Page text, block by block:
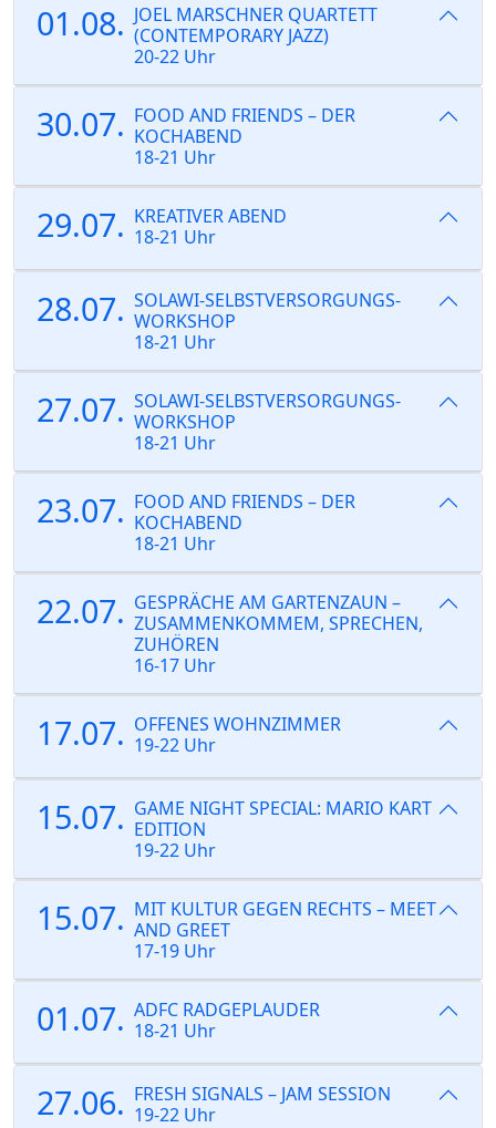
01.08. JOEL MARSCHNER QUARTETT
(CONTEMPORARY JAZZ)
20-22 Uhr
30.07. FOOD AND FRIENDS – DER
KOCHABEND
18-21 Uhr
29.07. KREATIVER ABEND
18-21 Uhr
28.07. SOLAWI-SELBSTVERSORGUNGS-
WORKSHOP
18-21 Uhr
27.07. SOLAWI-SELBSTVERSORGUNGS-
WORKSHOP
18-21 Uhr
23.07. FOOD AND FRIENDS – DER
KOCHABEND
18-21 Uhr
22.07. GESPRÄCHE AM GARTENZAUN –
ZUSAMMENKOMMEM, SPRECHEN,
ZUHÖREN
16-17 Uhr
17.07. OFFENES WOHNZIMMER
19-22 Uhr
15.07. GAME NIGHT SPECIAL: MARIO KART
EDITION
19-22 Uhr
15.07. MIT KULTUR GEGEN RECHTS – MEET
AND GREET
17-19 Uhr
01.07. ADFC RADGEPLAUDER
18-21 Uhr
27.06. FRESH SIGNALS – JAM SESSION
19-22 Uhr